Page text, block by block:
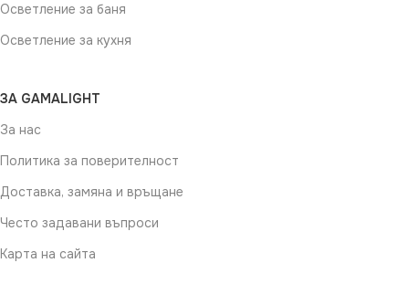
Осветление за баня
Осветление за кухня
ЗА GAMALIGHT
За нас
Политика за поверителност
Доставка, замяна и връщане
Често задавани въпроси
Карта на сайта